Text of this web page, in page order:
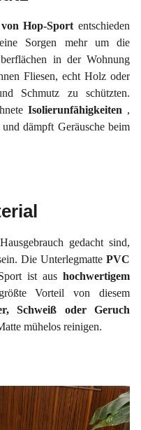
Hop-Sportentschieden
Sorgen mehr um die
in der Wohnung
Fliesen, echt Holz oder
Schmutz zu schützten.
Isolierunfähigkeiten ,
dämpft Geräusche beim
gedacht sind,
Die Unterlegmatte PVC
ist aushochwertigem
Vorteil von diesem
Schweiß oder Geruch
mühelos reinigen.